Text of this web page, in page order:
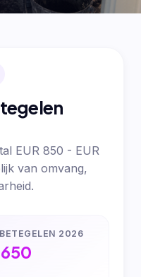
EUR 850 - EUR
van omvang,
2026